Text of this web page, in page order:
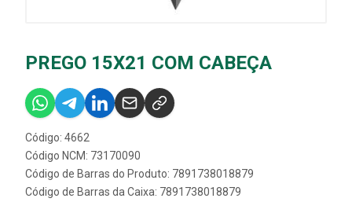
PREGO 15X21 COM CABEÇA
Código: 4662
Código NCM: 73170090
Código de Barras do Produto: 7891738018879
Código de Barras da Caixa: 7891738018879